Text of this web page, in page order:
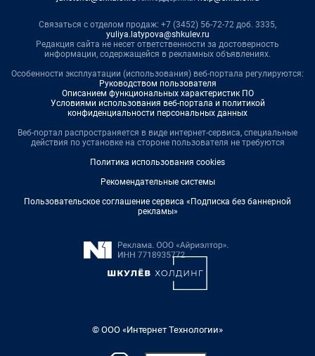
Связаться с отделом продаж: +7 (3452) 56-72-72 доб. 3335,
yuliya.latypova@shkulev.ru
Редакция сайта не несет ответственности за достоверность
информации, содержащейся в рекламных объявлениях.
Особенности эксплуатации (использования) веб-портала регулируются:
Руководством пользователя
Описанием функциональных характеристик ПО
Условиями использования веб-портала и политикой
конфиденциальности персональных данных
Веб-портал распространяется в виде интернет-сервиса, специальные
действия по установке на стороне пользователя не требуются
Политика использования cookies
Рекомендательные системы
Пользовательское соглашение сервиса «Подписка без баннерной
рекламы»
© ООО «Интернет Технологии»